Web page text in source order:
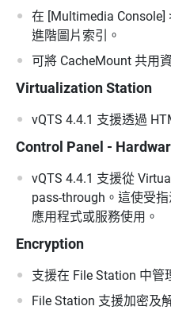
在 [Multimedia Console]
進階圖片索引。
可將 CacheMount 共用
Virtualization Station
vQTS 4.4.1 支援透過
Control Panel -
vQTS 4.4.1 支援從
pass-through。這使受
應用程式或服務使用。
Encryption
支援在 File Station 中管
File Station 支援加密及